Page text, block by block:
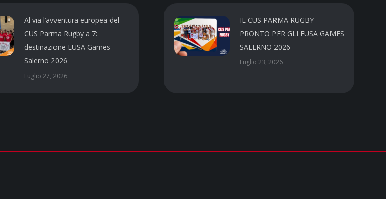
Al via l’avventura europea del
CUS Parma Rugby a 7:
destinazione EUSA Games
Salerno 2026
Luglio 27, 2026
IL CUS PARMA RUGBY
PRONTO PER GLI EUSA GAMES
SALERNO 2026
Luglio 23, 2026